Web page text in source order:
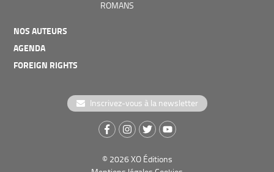
ROMANS
NOS AUTEURS
AGENDA
FOREIGN RIGHTS
Inscrivez-vous à la newsletter
© 2026XO Éditions